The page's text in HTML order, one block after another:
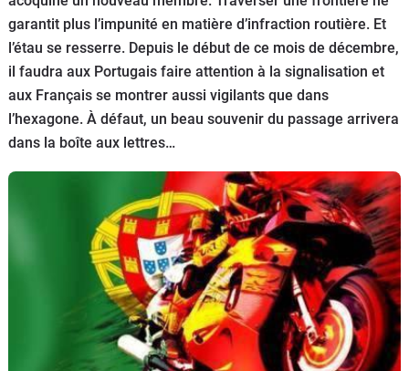
&
125
Marques
Services
garantit plus l’impunité en matière d’infraction routière. Et
l’étau se resserre. Depuis le début de ce mois de décembre,
il faudra aux Portugais faire attention à la signalisation et
aux Français se montrer aussi vigilants que dans
l’hexagone. À défaut, un beau souvenir du passage arrivera
dans la boîte aux lettres…